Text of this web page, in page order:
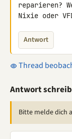
reparieren?
Nixie oder
Antwort
Thread
Antwort
Bitte melde dich